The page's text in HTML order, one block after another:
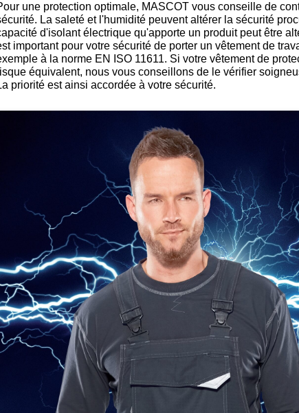
une protection optimale, MASCOT vous conseille de
La saleté et l'humidité peuvent altérer la sécurité
d'isolant électrique qu'apporte un produit peut être
important pour votre sécurité de porter un vêtement de
à la norme EN ISO 11611. Si votre vêtement de
équivalent, nous vous conseillons de le vérifier
priorité est ainsi accordée à votre sécurité.